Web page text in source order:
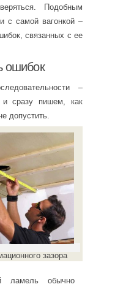
Подобным
с самой вагонкой –
связанных с ее
ошибок
–
сразу пишем, как
допустить.
зазора
ламель обычно